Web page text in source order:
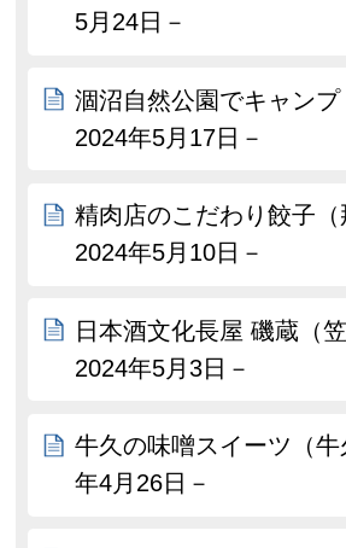
5月24日－
涸沼自然公園でキャンプ
2024年5月17日－
精肉店のこだわり餃子（
2024年5月10日－
日本酒文化長屋 磯蔵（
2024年5月3日－
牛久の味噌スイーツ（
年4月26日－